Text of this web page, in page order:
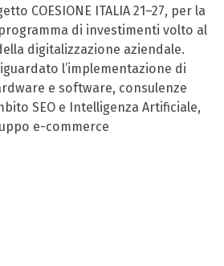
COESIONE ITALIA 21–27, per la
di investimenti volto al
digitalizzazione aziendale.
l’implementazione di
e software, consulenze
SEO e Intelligenza Artificiale,
e-commerce